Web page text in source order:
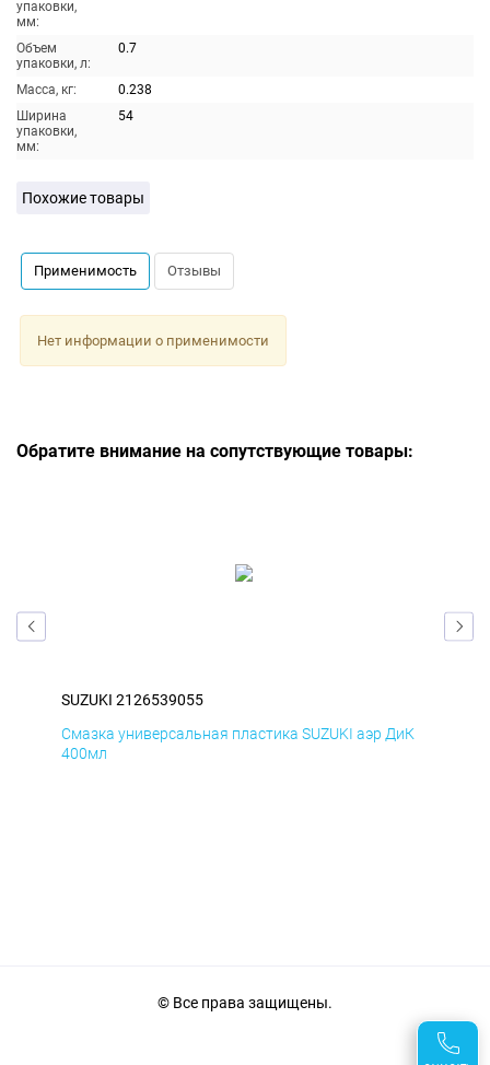
упаковки,
мм:
Объем
упаковки, л:
0.7
Масса, кг:
0.238
Ширина
упаковки,
мм:
54
Похожие товары
Применимость Отзывы
Нет информации о применимости
Обратите внимание на сопутствующие товары:
SUZUKI 2126539055
Смазка универсальная пластика SUZUKI аэр ДиК
400мл
© Все права защищены.